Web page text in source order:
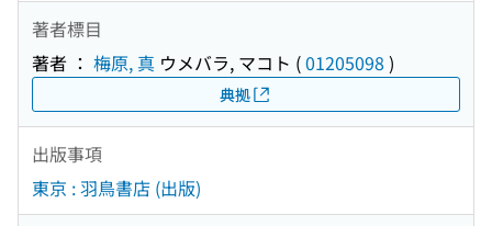
著者標目
著者 ： 梅原, 真 ウメバラ, マコト (01205098 )
典拠
出版事項
東京 : 羽鳥書店 (出版)